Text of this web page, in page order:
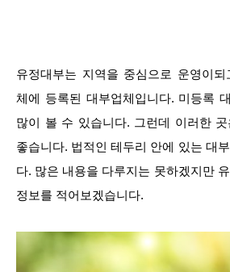
유정대부는 지역을 중심으로 운영이
체에 등록된 대부업체입니다. 미등록
많이 볼 수 있습니다. 그런데 이러한
좋습니다. 법적인 테두리 안에 있는 대
다. 많은 내용을 다루지는 못하겠지만
정보를 적어보겠습니다.